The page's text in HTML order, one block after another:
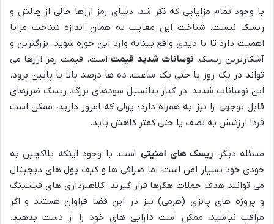
با وجود تمام مزایایی که ذکر شد، دنیای رمز ارزها خالی از چالش و
ریسک نیست. شناخت این معایب به همان اندازه شناخت مزایا
اهمیت دارد تا با دیدی واقع بینانه وارد این حوزه شوید. بزرگترین و
آشکارترین ریسک، نوسانات شدید قیمتاست. قیمت رمز ارزها می
تواند در یک روز یا حتی یک ساعت، ده ها درصد بالا یا پایین برود.
این نوسانات شدید، در کنار پتانسیل سودهای بزرگ، ریسک ضررهای
قابل توجهی را نیز به همراه دارد؛ پولی که امروز دارید، ممکن است
فردا ارزشش به نصف یا حتی کمتر کاهش یابد.
مسئله دیگر، ریسک های امنیتیاست. با وجود اینکه بلاکچین به
خودی خود بسیار امن است، اما صرافی ها و کیف پول های دیجیتال
می توانند هدف حملات هکرها قرار گیرند. کلاهبرداری های فیشینگ
و پروژه های پانزی (هرمی) نیز در این فضا فراوان هستند و اگر
مراقب نباشید، ممکن است دارایی های خود را از دست بدهید.